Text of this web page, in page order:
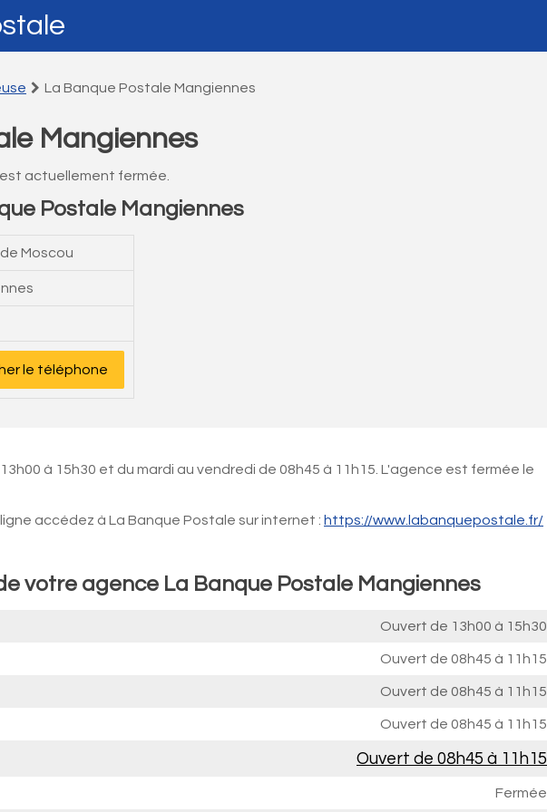
La Banque Postale Mangiennes
Mangiennes
actuellement fermée.
Postale Mangiennes
de Moscou
le téléphone
à 15h30 et du mardi au vendredi de 08h45 à 11h15. L'agence est fermée le
accédez à La Banque Postale sur internet : https://www.labanquepostale.fr/
votre agence La Banque Postale Mangiennes
Ouvert de 13h00 à 15h30
Ouvert de 08h45 à 11h15
Ouvert de 08h45 à 11h15
Ouvert de 08h45 à 11h15
Ouvert de 08h45 à 11h15
Fermée